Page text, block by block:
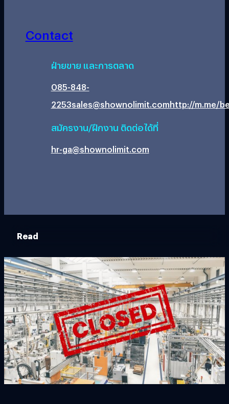
Contact
ฝ่ายขาย และการตลาด
085-848-
2253sales@shownolimit.comhttp://m.me/
สมัครงาน/ฝึกงาน ติดต่อได้ที่
hr-ga@shownolimit.com
Read